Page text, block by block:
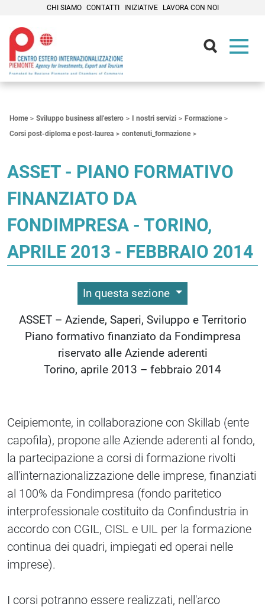
CHI SIAMO CONTATTI INIZIATIVE LAVORA CON NOI
Home Sviluppo business all'estero I nostri servizi
Formazione
Corsi post-diploma e post-laurea
contenuti_formazione
ASSET - PIANO FORMATIVO
FINANZIATO DA
FONDIMPRESA - TORINO,
APRILE 2013 - FEBBRAIO 2014
In questa sezione
ASSET – Aziende, Saperi, Sviluppo e Territorio
Piano formativo finanziato da Fondimpresa
riservato alle Aziende aderenti
Torino, aprile 2013 – febbraio 2014
Ceipiemonte, in collaborazione con Skillab (ente
capofila), propone alle Aziende aderenti al fondo,
la partecipazione a corsi di formazione rivolti
all'internazionalizzazione delle imprese, finanziati
al 100% da Fondimpresa (fondo paritetico
interprofessionale costituito da Confindustria in
accordo con CGIL, CISL e UIL per la formazione
continua dei quadri, impiegati ed operai nelle
imprese).
I corsi potranno essere realizzati, nell'arco